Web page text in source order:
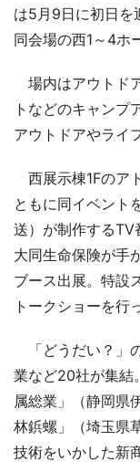
は5月9日に初日を
同会場の西1～4ホ
場内はアウトド
トなどのキャンプ
アウトドアやライ
西展示棟1Fのア
ともに同イベント
送）が制作するTV
大同生命保険が手
ブース出展。特設
トークショーを行
「どうだい？」
業など20社が集結
属総業」（静岡県
林鋲螺」（埼玉県
技術をいかした新